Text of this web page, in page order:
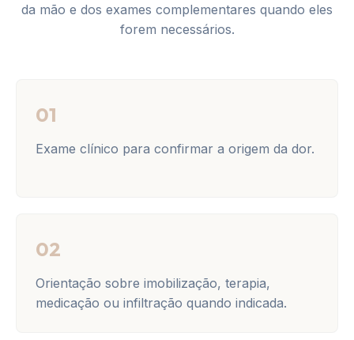
da mão e dos exames complementares quando eles
forem necessários.
01
Exame clínico para confirmar a origem da dor.
02
Orientação sobre imobilização, terapia,
medicação ou infiltração quando indicada.